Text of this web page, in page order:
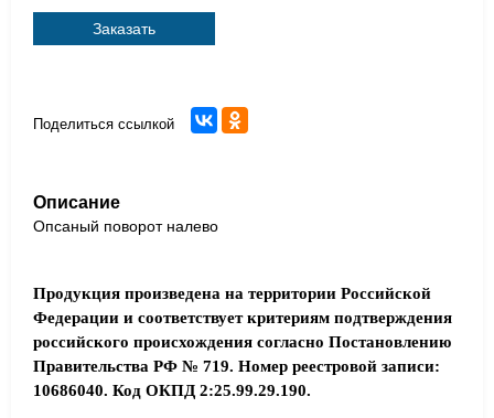
Заказать
Поделиться ссылкой
Описание
Опсаный поворот налево
Продукция произведена на территории Российской
Федерации и соответствует критериям подтверждения
российского происхождения согласно Постановлению
Правительства РФ № 719. Номер реестровой записи:
10686040. Код ОКПД 2:25.99.29.190.